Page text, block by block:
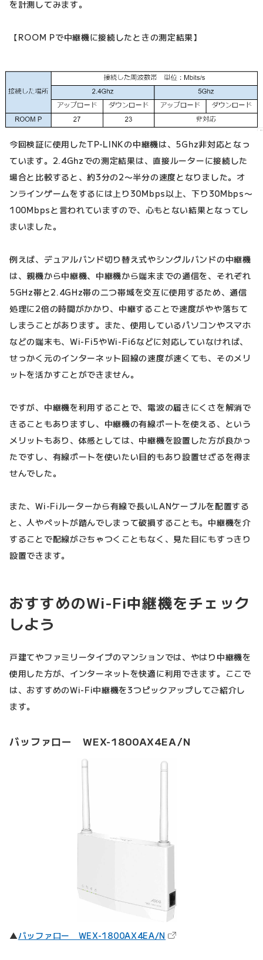
を計測してみます。
【ROOM Pで中継機に接続したときの測定結果】
今回検証に使用したTP-LINKの中継機は、5Ghz非対応となっ
ています。2.4Ghzでの測定結果は、直接ルーターに接続した
場合と比較すると、約3分の2〜半分の速度となりました。オ
ンラインゲームをするには上り30Mbps以上、下り30Mbps〜
100Mbpsと言われていますので、心もとない結果となってし
まいました。
例えば、デュアルバンド切り替え式やシングルバンドの中継機
は、親機から中継機、中継機から端末までの通信を、それぞれ
5GHz帯と2.4GHz帯の二つ帯域を交互に使用するため、通信
処理に2倍の時間がかかり、中継することで速度がやや落ちて
しまうことがあります。また、使用しているパソコンやスマホ
などの端末も、Wi-Fi5やWi-Fi6などに対応していなければ、
せっかく元のインターネット回線の速度が速くても、そのメリ
ットを活かすことができません。
ですが、中継機を利用することで、電波の届きにくさを解消で
きることもありますし、中継機の有線ポートを使える、という
メリットもあり、体感としては、中継機を設置した方が良かっ
たですし、有線ポートを使いたい目的もあり設置せざるを得ま
せんでした。
また、Wi-Fiルーターから有線で長いLANケーブルを配置する
と、人やペットが踏んでしまって破損することも。中継機を介
することで配線がごちゃつくこともなく、見た目にもすっきり
設置できます。
おすすめのWi-Fi中継機をチェック
しよう
戸建てやファミリータイプのマンションでは、やはり中継機を
使用した方が、インターネットを快適に利用できます。ここで
は、おすすめのWi-Fi中継機を3つピックアップしてご紹介し
ます。
バッファロー WEX-1800AX4EA/N
▲バッファロー WEX-1800AX4EA/N （新しいタブで開きます